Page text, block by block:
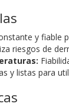
y fiable
riesgos de
y listas para